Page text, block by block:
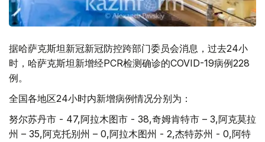
据哈萨克斯坦新冠新冠防控跨部门委员会消息，过去24小
时，哈萨克斯坦新增经PCR检测确诊的COVID-19病例228
例。
全国各地区24小时内新增病例情况分别为：
努尔苏丹市 - 47,阿拉木图市 - 38,奇姆肯特市 – 3,阿克莫拉
州 – 35,阿克托别州 – 0,阿拉木图州 - 2,杰特苏州 - 0,阿特